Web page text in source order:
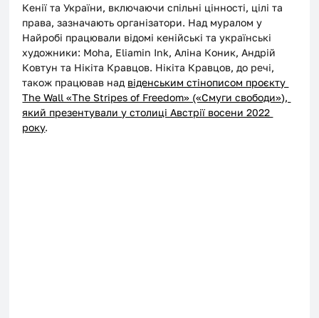
Кенії та України, включаючи спільні цінності, цілі та
права, зазначають організатори. Над муралом у
Найробі працювали відомі кенійські та українські
художники: Moha, Eliamin Ink, Аліна Коник, Андрій
Ковтун та Нікіта Кравцов. Нікіта Кравцов, до речі,
також працював над віденським стінописом проєкту
The Wall «The Stripes of Freedom» («Смуги свободи»),
який презентували у столиці Австрії восени 2022
року.